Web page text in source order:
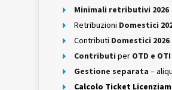
Minimali retributivi 2026
Retribuzioni Domestici
Contributi Domestici 2026
Contributi per OTD e
Gestione separata –
Calcolo Ticket